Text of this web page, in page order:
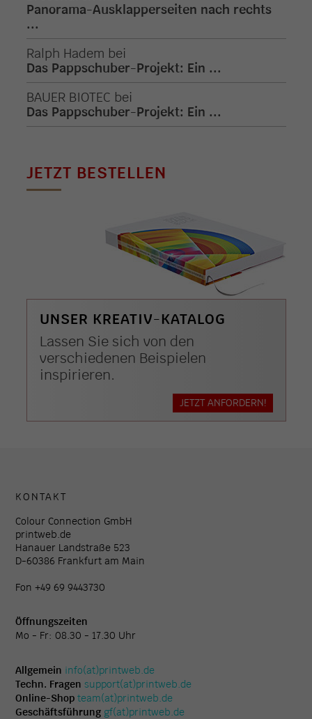
Panorama-Ausklapperseiten nach rechts
...
Ralph Hadem bei
Das Pappschuber-Projekt: Ein ...
BAUER BIOTEC bei
Das Pappschuber-Projekt: Ein ...
JETZT BESTELLEN
UNSER KREATIV-KATALOG
Lassen Sie sich von den
verschiedenen Beispielen
inspirieren.
JETZT ANFORDERN!
KONTAKT
Colour Connection GmbH
printweb.de
Hanauer Landstraße 523
D-60386 Frankfurt am Main
Fon +49 69 9443730
Öffnungszeiten
Mo - Fr: 08.30 - 17.30 Uhr
Allgemein info(at)printweb.de
Techn. Fragen support(at)printweb.de
Online-Shop team(at)printweb.de
Geschäftsführung gf(at)printweb.de